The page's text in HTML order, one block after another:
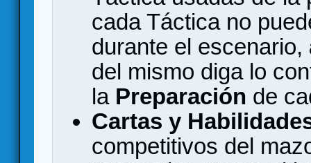
cada Táctica no
durante el escenario,
del mismo diga lo
la Preparación de
Cartas y
competitivos del